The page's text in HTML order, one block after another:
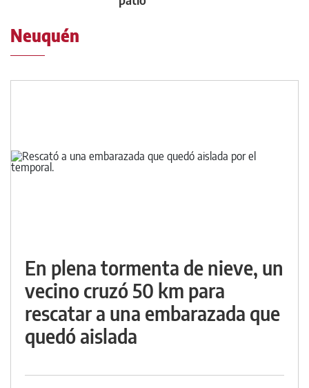
Neuquén
En plena tormenta de nieve, un
vecino cruzó 50 km para
rescatar a una embarazada que
quedó aislada